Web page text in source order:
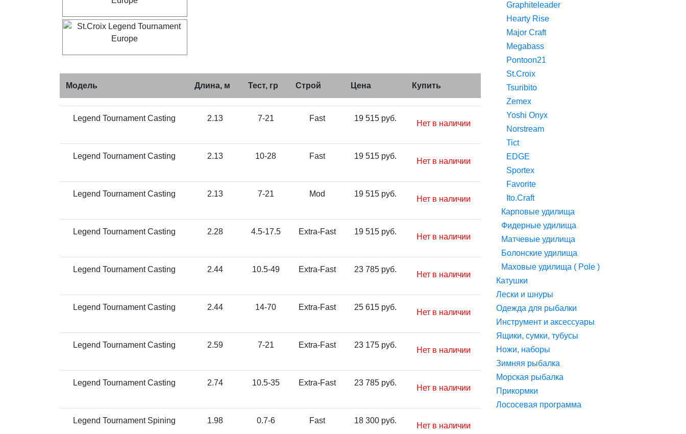
Модель Длина, м Тест, гр Строй Цена Купить
Legend Tournament Casting 2.13 7-21 Fast 19 515 руб.
Нет в наличии
Legend Tournament Casting 2.13 10-28 Fast 19 515 руб.
Нет в наличии
Legend Tournament Casting 2.13 7-21 Mod 19 515 руб.
Нет в наличии
Legend Tournament Casting 2.28 4.5-17.5 Extra-Fast 19 515 руб.
Нет в наличии
Legend Tournament Casting 2.44 10.5-49 Extra-Fast 23 785 руб.
Нет в наличии
Legend Tournament Casting 2.44 14-70 Extra-Fast 25 615 руб.
Нет в наличии
Legend Tournament Casting 2.59 7-21 Extra-Fast 23 175 руб.
Нет в наличии
Legend Tournament Casting 2.74 10.5-35 Extra-Fast 23 785 руб.
Нет в наличии
Legend Tournament Spining 1.98 0.7-6 Fast 18 300 руб.
Нет в наличии
Graphiteleader
Hearty Rise
Major Craft
Megabass
Pontoon21
St.Croix
Tsuribito
Zemex
Yoshi Onyx
Norstream
Tict
EDGE
Sportex
Favorite
Ito.Craft
Карповые удилища
Фидерные удилища
Матчевые удилища
Болонские удилища
Маховые удилища ( Pole )
Катушки
Лески и шнуры
Одежда для рыбалки
Инструмент и аксессуары
Ящики, сумки, тубусы
Ножи, наборы
Зимняя рыбалка
Морская рыбалка
Прикормки
Лососевая программа